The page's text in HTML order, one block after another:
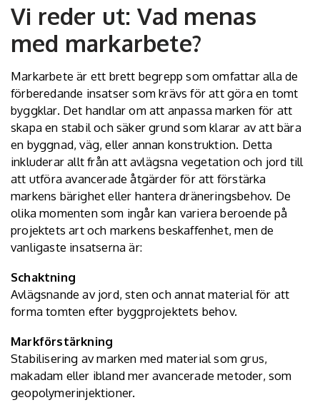
Vi reder ut: Vad menas
med markarbete?
Markarbete är ett brett begrepp som omfattar alla de
förberedande insatser som krävs för att göra en tomt
byggklar. Det handlar om att anpassa marken för att
skapa en stabil och säker grund som klarar av att bära
en byggnad, väg, eller annan konstruktion. Detta
inkluderar allt från att avlägsna vegetation och jord till
att utföra avancerade åtgärder för att förstärka
markens bärighet eller hantera dräneringsbehov. De
olika momenten som ingår kan variera beroende på
projektets art och markens beskaffenhet, men de
vanligaste insatserna är:
Schaktning
Avlägsnande av jord, sten och annat material för att
forma tomten efter byggprojektets behov.
Markförstärkning
Stabilisering av marken med material som grus,
makadam eller ibland mer avancerade metoder, som
geopolymerinjektioner.